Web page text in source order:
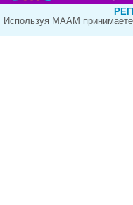
Используя МААМ принимаете